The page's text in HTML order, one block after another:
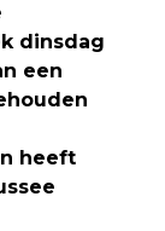
dinsdag
een
heeft